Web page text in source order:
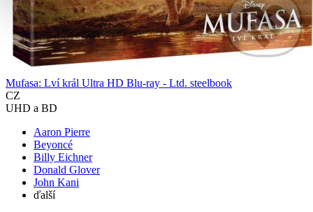
Mufasa: Lví král Ultra HD Blu-ray - Ltd. steelbook
CZ
UHD a BD
Aaron Pierre
Beyoncé
Billy Eichner
Donald Glover
John Kani
ďalší